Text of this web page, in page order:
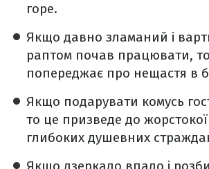
горе.
Якщо давно зламаний і
раптом почав працювати,
попереджає про нещастя в
Якщо подарувати комусь
то це призведе до
глибоких душевних